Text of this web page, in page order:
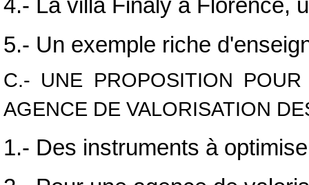
4.- La villa Finaly à Florence,
5.- Un exemple riche
C.- UNE PROPOSITION
AGENCE DE VALORISATION
1.- Des instruments à